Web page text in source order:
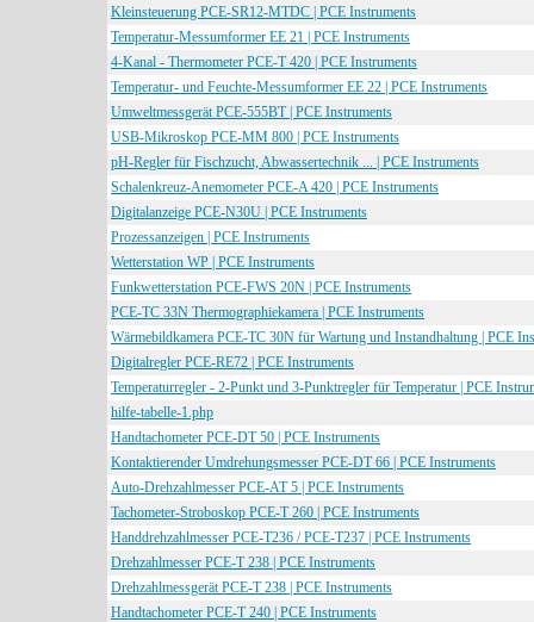
Kleinsteuerung PCE-SR12-MTDC | PCE Instruments
Temperatur-Messumformer EE 21 | PCE Instruments
4-Kanal - Thermometer PCE-T 420 | PCE Instruments
Temperatur- und Feuchte-Messumformer EE 22 | PCE Instruments
Umweltmessgerät PCE-555BT | PCE Instruments
USB-Mikroskop PCE-MM 800 | PCE Instruments
pH-Regler für Fischzucht, Abwassertechnik ... | PCE Instruments
Schalenkreuz-Anemometer PCE-A 420 | PCE Instruments
Digitalanzeige PCE-N30U | PCE Instruments
Prozessanzeigen | PCE Instruments
Wetterstation WP | PCE Instruments
Funkwetterstation PCE-FWS 20N | PCE Instruments
PCE-TC 33N Thermographiekamera | PCE Instruments
Wärmebildkamera PCE-TC 30N für Wartung und Instandhaltung | PCE
Digitalregler PCE-RE72 | PCE Instruments
Temperaturregler - 2-Punkt und 3-Punktregler für Temperatur | PCE
hilfe-tabelle-1.php
Handtachometer PCE-DT 50 | PCE Instruments
Kontaktierender Umdrehungsmesser PCE-DT 66 | PCE Instruments
Auto-Drehzahlmesser PCE-AT 5 | PCE Instruments
Tachometer-Stroboskop PCE-T 260 | PCE Instruments
Handdrehzahlmesser PCE-T236 / PCE-T237 | PCE Instruments
Drehzahlmesser PCE-T 238 | PCE Instruments
Drehzahlmessgerät PCE-T 238 | PCE Instruments
Handtachometer PCE-T 240 | PCE Instruments